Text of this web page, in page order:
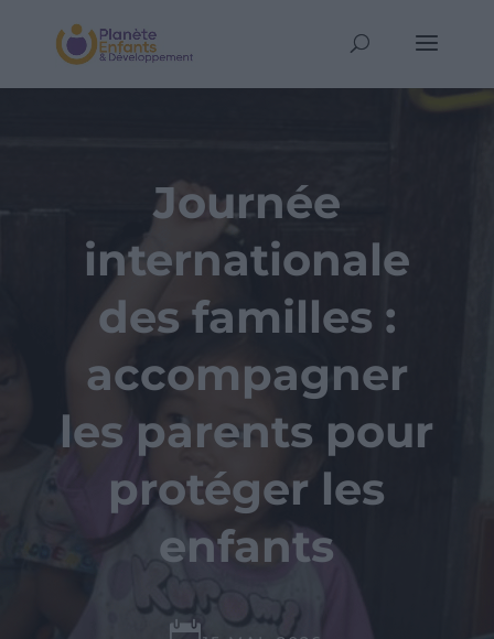
Journée
internationale
des familles :
accompagner
les parents pour
protéger les
enfants